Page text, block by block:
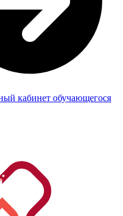
кабинет обучающегося